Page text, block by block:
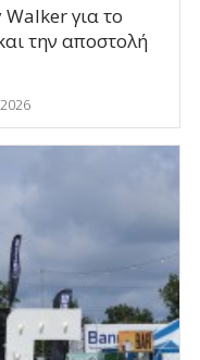
για το
την αποστολή